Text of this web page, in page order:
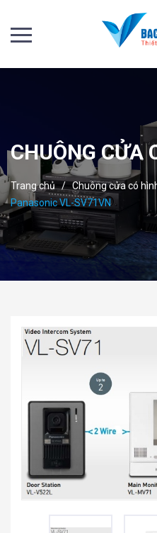
CHUÔNG CỬA
Trang chủ / Chuông cửa có
Panasonic VL-SV71VN